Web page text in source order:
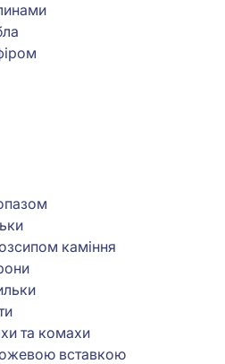
каміння
та комахи
вставкою